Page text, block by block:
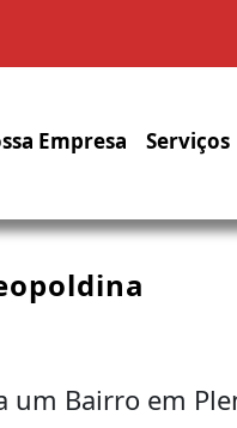
Empresa Serviços
Bairro em